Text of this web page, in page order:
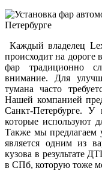
Каждый владелец
происходит на дороге
фар традиционно
внимание. Для
тумана часто
Нашей компанией
Санкт-Петербурге. У
которые используют
Также мы предлагаем
является одним из
кузова в результате
в СПб, которую тоже